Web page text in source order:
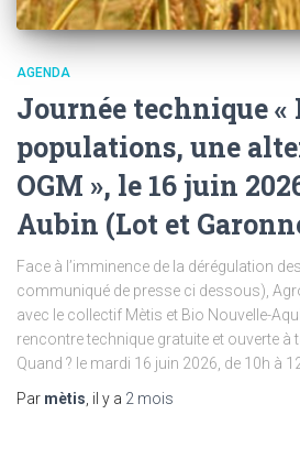
AGENDA
Journée technique «
populations, une
OGM », le 16 juin
Aubin (Lot et
Face à l’imminence de la dérégulation
communiqué de presse ci dessous),
avec le collectif Mètis et Bio Nouvelle-
rencontre technique gratuite et ouverte à
Quand ? le mardi 16 juin 2026, de 10h à
Par mètis, il y a 2 mois